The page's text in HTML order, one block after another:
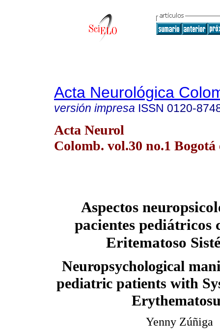
Acta Neurológica
versión impresa ISSN 0120-
Acta Neurol
Colomb. vol.30 no.1 Bogotá
Aspectos
pacientes pediátricos
Eritematoso
Neuropsychological
pediatric patients with
Yenny Zúñiga